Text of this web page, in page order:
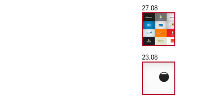
27.08
23.08